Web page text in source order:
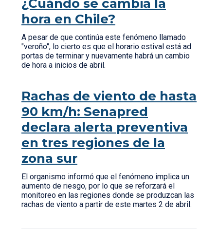
¿Cuándo se cambia la
hora en Chile?
A pesar de que continúa este fenómeno llamado
"veroño", lo cierto es que el horario estival está ad
portas de terminar y nuevamente habrá un cambio
de hora a inicios de abril.
Rachas de viento de hasta
90 km/h: Senapred
declara alerta preventiva
en tres regiones de la
zona sur
El organismo informó que el fenómeno implica un
aumento de riesgo, por lo que se reforzará el
monitoreo en las regiones donde se produzcan las
rachas de viento a partir de este martes 2 de abril.